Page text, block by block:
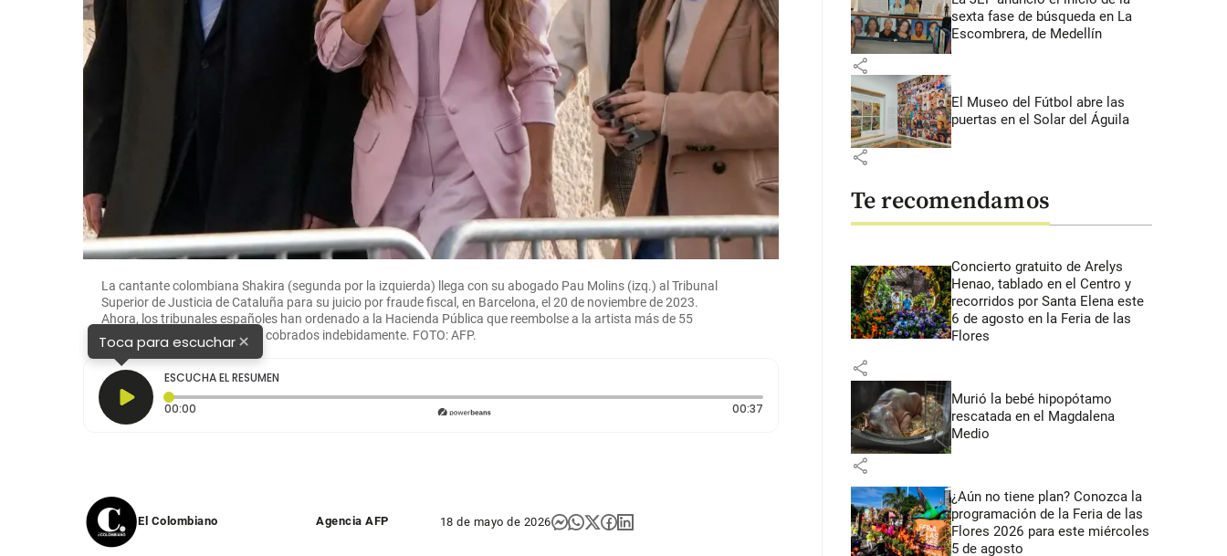
La cantante colombiana Shakira (segunda por la izquierda) llega con su abogado Pau Molins (izq.) al Tribunal
Superior de Justicia de Cataluña para su juicio por fraude fiscal, en Barcelona, el 20 de noviembre de 2023.
Ahora, los tribunales españoles han ordenado a la Hacienda Pública que reembolse a la artista más de 55
millones de euros que fueron cobrados indebidamente. FOTO: AFP.
Toca para escuchar×
ESCUCHA EL RESUMEN
00:00
00:37Duración: 37 segundos
El Colombiano Agencia AFP 18 de mayo de 2026
sexta fase de búsqueda en La
Escombrera, de Medellín
share
El Museo del Fútbol abre las
puertas en el Solar del Águila
share
Te recomendamos
Concierto gratuito de Arelys
Henao, tablado en el Centro y
recorridos por Santa Elena este
6 de agosto en la Feria de las
Flores
share
Murió la bebé hipopótamo
rescatada en el Magdalena
Medio
share
¿Aún no tiene plan? Conozca la
programación de la Feria de las
Flores 2026 para este miércoles
5 de agosto